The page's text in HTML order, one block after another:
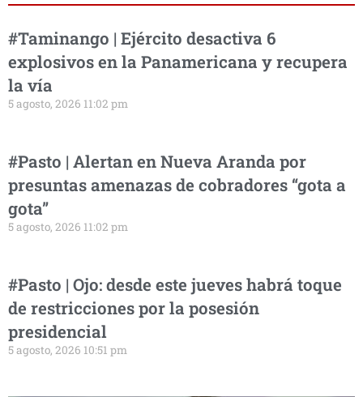
#Taminango | Ejército desactiva 6
explosivos en la Panamericana y recupera
la vía
5 agosto, 2026 11:02 pm
#Pasto | Alertan en Nueva Aranda por
presuntas amenazas de cobradores “gota a
gota”
5 agosto, 2026 11:02 pm
#Pasto | Ojo: desde este jueves habrá toque
de restricciones por la posesión
presidencial
5 agosto, 2026 10:51 pm